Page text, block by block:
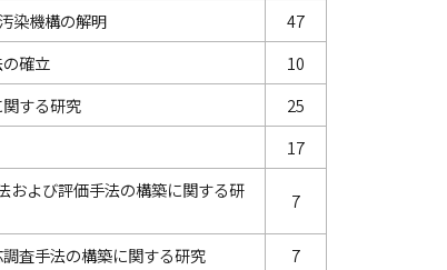
染機構の解明
47
確立
10
する研究
25
17
および評価手法の構築に関する研
7
査手法の構築に関する研究
7